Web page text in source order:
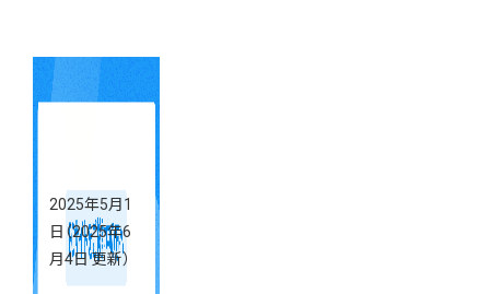
2025年5月1
日 （2025年6
月4日 更新）